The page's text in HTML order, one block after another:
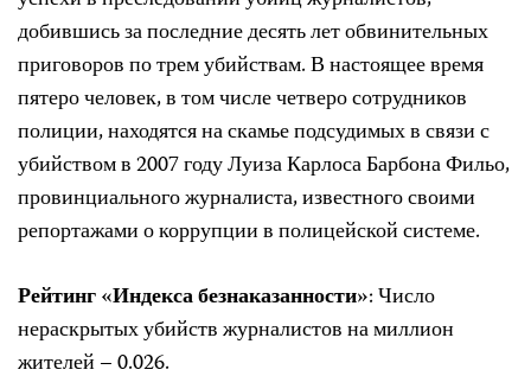
добившись за последние десять лет обвинительных
приговоров по трем убийствам. В настоящее время
пятеро человек, в том числе четверо сотрудников
полиции, находятся на скамье подсудимых в связи с
убийством в 2007 году Луиза Карлоса Барбона Фильо,
провинциального журналиста, известного своими
репортажами о коррупции в полицейской системе.
Рейтинг «Индекса безнаказанности»: Число
нераскрытых убийств журналистов на миллион
жителей – 0.026.